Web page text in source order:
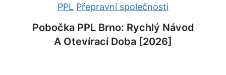
PPL Přepravní společnosti
Pobočka PPL Brno: Rychlý Návod
A Otevírací Doba [2026]